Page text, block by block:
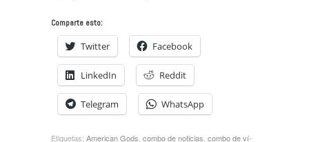
Comparte esto:
Twitter Facebook
LinkedIn Reddit
Telegram WhatsApp
Etiquetas: American Gods, combo de noticias, combo de ví­